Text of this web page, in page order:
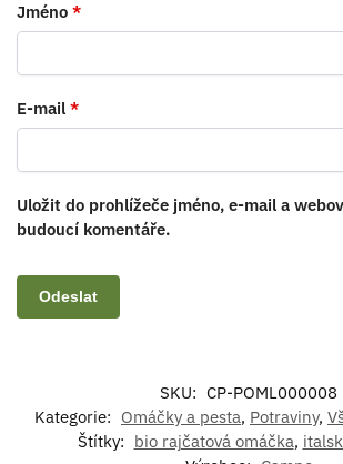
Jméno *
E-mail *
Uložit do prohlížeče jméno, e-mail a
budoucí komentáře.
SKU: CP-POML000008
Kategorie: Omáčky a pesta, Potraviny,
Štítky: bio rajčatová omáčka,